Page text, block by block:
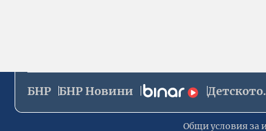
БНР БНР Новини
Общи условия за